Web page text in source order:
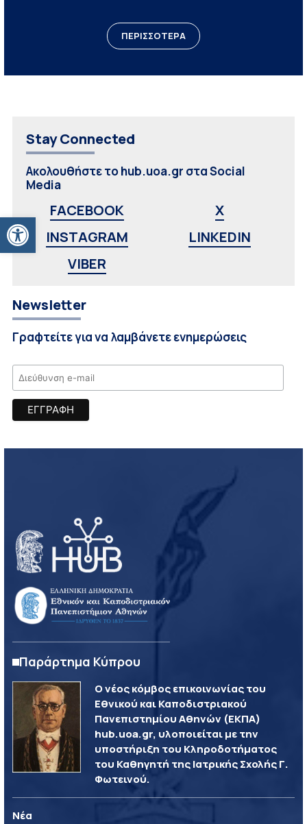
Ανοίξτε τη γραμμή εργαλείων
ΠΕΡΙΣΣΟΤΕΡΑ
Stay Connected
Ακολουθήστε το hub.uoa.gr στα Social
Media
FACEBOOK
X
INSTAGRAM
LINKEDIN
VIBER
Newsletter
Γραφτείτε για να λαμβάνετε ενημερώσεις
Παράρτημα Κύπρου
Ο νέος κόμβος επικοινωνίας του
Εθνικού και Καποδιστριακού
Πανεπιστημίου Αθηνών (ΕΚΠΑ)
hub.uoa.gr, υλοποιείται με την
υποστήριξη του Κληροδοτήματος
του Καθηγητή της Ιατρικής Σχολής Γ.
Φωτεινού.
Νέα